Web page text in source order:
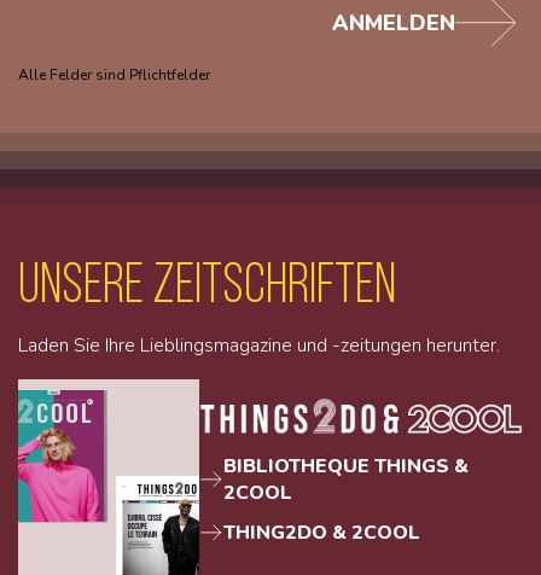
Alle Felder sind Pflichtfelder
ANMELDEN
unsere Zeitschriften
Laden Sie Ihre Lieblingsmagazine und -zeitungen herunter.
BIBLIOTHEQUE THINGS &
2COOL
THING2DO & 2COOL